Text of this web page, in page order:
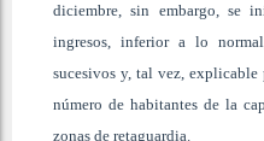
diciembre, sin embargo, se
ingresos, inferior a lo
sucesivos y, tal vez,
número de habitantes de la
zonas de retaguardia.